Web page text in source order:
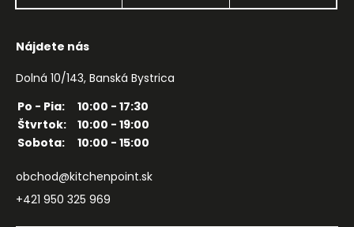
Nájdete nás
Dolná 10/143, Banská Bystrica
Po - Pia:
10:00 - 17:30
Štvrtok:
10:00 - 19:00
Sobota:
10:00 - 15:00
obchod@kitchenpoint.sk
+421 950 325 969